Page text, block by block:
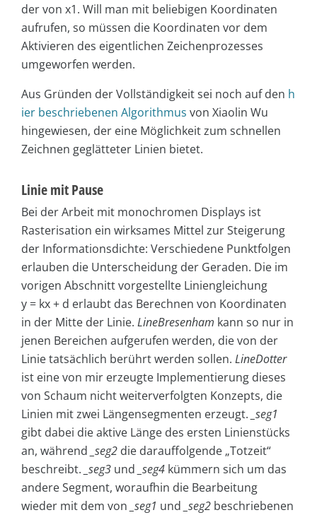
der von x1. Will man mit beliebigen Koordinaten
aufrufen, so müssen die Koordinaten vor dem
Aktivieren des eigentlichen Zeichenprozesses
umgeworfen werden.
Aus Gründen der Vollständigkeit sei noch auf den h
ier beschriebenen Algorithmus von Xiaolin Wu
hingewiesen, der eine Möglichkeit zum schnellen
Zeichnen geglätteter Linien bietet.
Linie mit Pause
Bei der Arbeit mit monochromen Displays ist
Rasterisation ein wirksames Mittel zur Steigerung
der Informationsdichte: Verschiedene Punktfolgen
erlauben die Unterscheidung der Geraden. Die im
vorigen Abschnitt vorgestellte Liniengleichung
y = kx + d erlaubt das Berechnen von Koordinaten
in der Mitte der Linie. LineBresenham kann so nur in
jenen Bereichen aufgerufen werden, die von der
Linie tatsächlich berührt werden sollen. LineDotter
ist eine von mir erzeugte Implementierung dieses
von Schaum nicht weiterverfolgten Konzepts, die
Linien mit zwei Längensegmenten erzeugt. _seg1
gibt dabei die aktive Länge des ersten Linienstücks
an, während _seg2 die darauffolgende „Totzeit“
beschreibt. _seg3 und _seg4 kümmern sich um das
andere Segment, woraufhin die Bearbeitung
wieder mit dem von _seg1 und _seg2 beschriebenen